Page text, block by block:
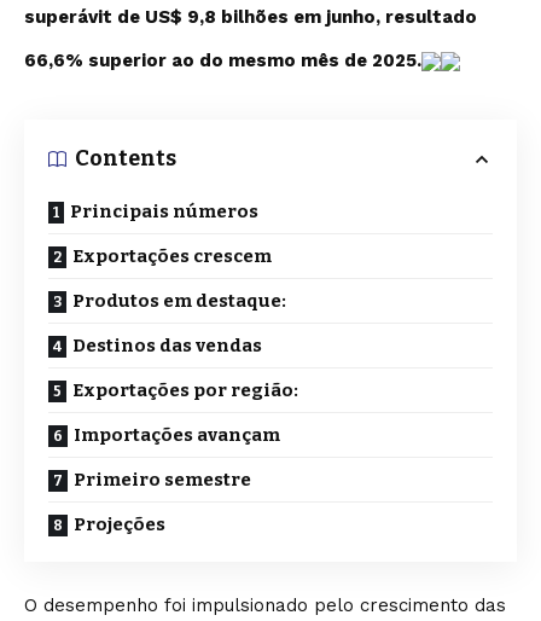
superávit de US$ 9,8 bilhões em junho, resultado
66,6% superior ao do mesmo mês de 2025.
Contents
Principais números
Exportações crescem
Produtos em destaque:
Destinos das vendas
Exportações por região:
Importações avançam
Primeiro semestre
Projeções
O desempenho foi impulsionado pelo crescimento das